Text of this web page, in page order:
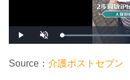
播
放
開
啟
Source： 介護ポストセブン